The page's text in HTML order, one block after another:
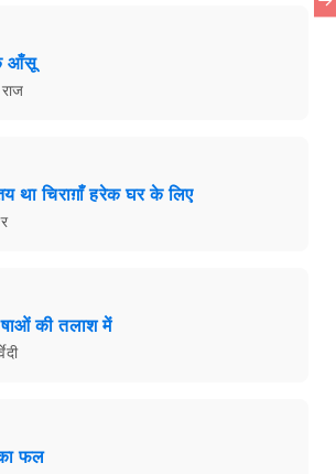
आँसू
था चिराग़ाँ हरेक घर के लिए
की तलाश में
फल